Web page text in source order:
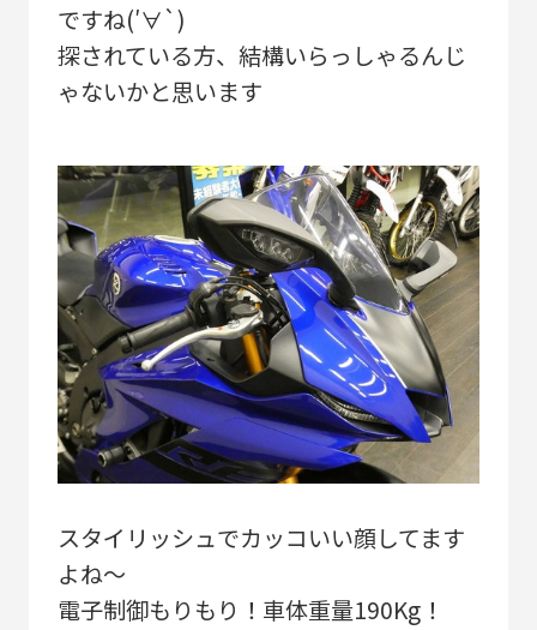
ですね(′∀`)
探されている方、結構いらっしゃるんじ
ゃないかと思います
スタイリッシュでカッコいい顔してます
よね～
電子制御もりもり！車体重量190Kg！